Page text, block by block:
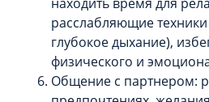
расслабляющие
глубокое дыхание),
физического и
Общение с партнером: